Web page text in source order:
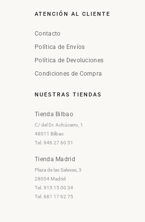
ATENCIÓN AL CLIENTE
Contacto
Política de Envíos
Política de Devoluciones
Condiciones de Compra
NUESTRAS TIENDAS
Tienda Bilbao
C/ del Dr. Achúcarro, 1
48011 Bilbao
Tel. 946 27 60 51
Tienda Madrid
Plaza de las Salesas, 3
28004 Madrid
Tel. 915 15 00 34
Tel. 681 17 62 75